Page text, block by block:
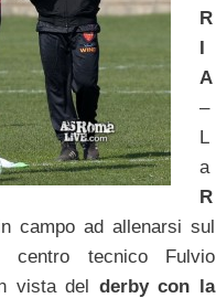
R
I
A
–
L
a
R
campo ad allenarsi sul
centro tecnico Fulvio
vista del derby con la